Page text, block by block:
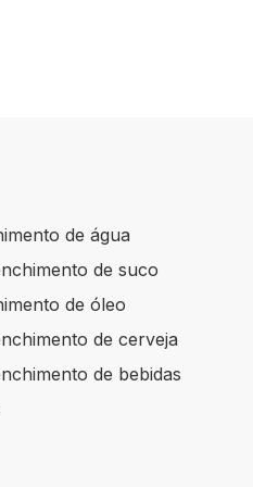
de água
de suco
de óleo
de cerveja
de bebidas